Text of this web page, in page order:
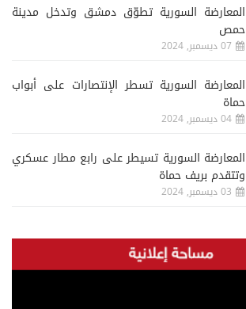
المعارضة السورية تطوّق دمشق وتدخل مدينة
حمص
07 ديسمبر, 2024
المعارضة السورية تسطر الإنتصارات على أبواب
حماة
04 ديسمبر, 2024
المعارضة السورية تسيطر على رابع مطار عسكري
وتتقدم بريف حماة
03 ديسمبر, 2024